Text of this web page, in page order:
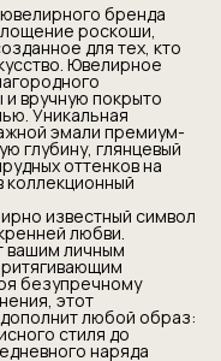
бренда
роскоши,
для тех, кто
Ювелирное
вручную покрыто
Уникальная
эмали премиум-
глубину, глянцевый
оттенков на
коллекционный
известный символ
любви.
вашим личным
безупречному
этот
любой образ:
стиля до
наряда